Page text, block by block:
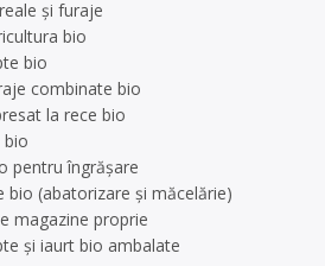
și furaje
bio
bio
combinate bio
la rece bio
bio
pentru îngrășare
bio (abatorizare și măcelărie)
magazine proprie
şi iaurt bio ambalate